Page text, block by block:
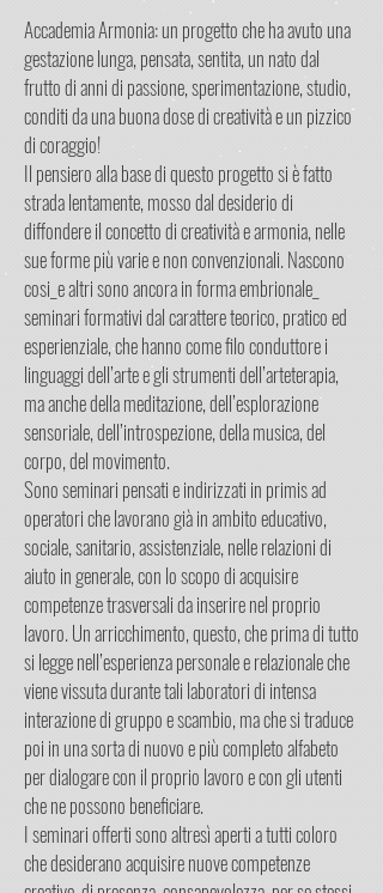
Accademia Armonia: un progetto che ha avuto una
gestazione lunga, pensata, sentita, un nato dal
frutto di anni di passione, sperimentazione, studio,
conditi da una buona dose di creatività e un pizzico
di coraggio!
Il pensiero alla base di questo progetto si è fatto
strada lentamente, mosso dal desiderio di
diffondere il concetto di creatività e armonia, nelle
sue forme più varie e non convenzionali. Nascono
cosi_e altri sono ancora in forma embrionale_
seminari formativi dal carattere teorico, pratico ed
esperienziale, che hanno come filo conduttore i
linguaggi dell’arte e gli strumenti dell’arteterapia,
ma anche della meditazione, dell’esplorazione
sensoriale, dell’introspezione, della musica, del
corpo, del movimento.
Sono seminari pensati e indirizzati in primis ad
operatori che lavorano già in ambito educativo,
sociale, sanitario, assistenziale, nelle relazioni di
aiuto in generale, con lo scopo di acquisire
competenze trasversali da inserire nel proprio
lavoro. Un arricchimento, questo, che prima di tutto
si legge nell’esperienza personale e relazionale che
viene vissuta durante tali laboratori di intensa
interazione di gruppo e scambio, ma che si traduce
poi in una sorta di nuovo e più completo alfabeto
per dialogare con il proprio lavoro e con gli utenti
che ne possono beneficiare.
I seminari offerti sono altresì aperti a tutti coloro
che desiderano acquisire nuove competenze